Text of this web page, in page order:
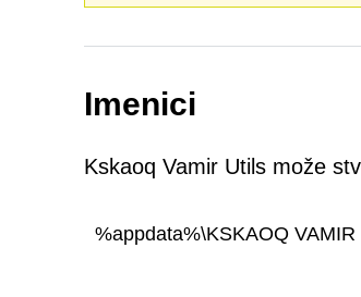
Imenici
Kskaoq Vamir Utils može
%appdata%\KSKAOQ VAMIR